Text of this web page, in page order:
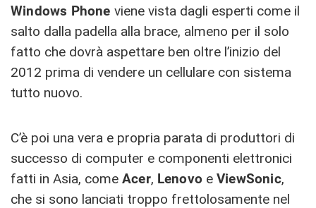
Windows Phone viene vista dagli esperti come il
salto dalla padella alla brace, almeno per il solo
fatto che dovrà aspettare ben oltre l’inizio del
2012 prima di vendere un cellulare con sistema
tutto nuovo.
C’è poi una vera e propria parata di produttori di
successo di computer e componenti elettronici
fatti in Asia, come Acer, Lenovo eViewSonic,
che si sono lanciati troppo frettolosamente nel